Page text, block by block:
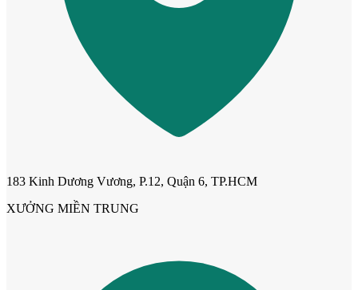
183 Kinh Dương Vương, P.12, Quận 6, TP.HCM
XƯỞNG MIỀN TRUNG